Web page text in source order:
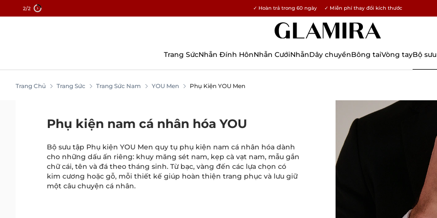
2/2 15% cho tất cả đơn hàng →
✓ Hoàn trả trong 60 ngày ✓ Miễn phí thay đổi kích thước
Trang SứcNhẫn Đính HônNhẫn CướiNhẫnDây chuyềnBông taiVòng tayBộ
Trang Chủ Trang Sức Trang Sức Nam YOU Men Phụ Kiện YOU Men
Phụ kiện nam cá nhân hóa YOU
Bộ sưu tập Phụ kiện YOU Men quy tụ phụ kiện nam cá nhân hóa dành
cho những dấu ấn riêng: khuy măng sét nam, kẹp cà vạt nam, mẫu gắn
chữ cái, tên và đá theo tháng sinh. Từ bạc, vàng đến các lựa chọn có
kim cương hoặc gỗ, mỗi thiết kế giúp hoàn thiện trang phục và lưu giữ
một câu chuyện cá nhân.